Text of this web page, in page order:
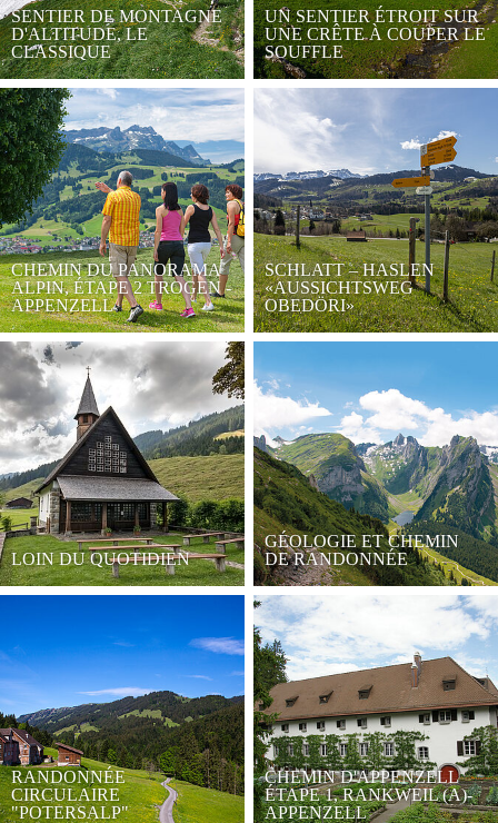
SENTIER DE MONTAGNE
D'ALTITUDE, LE
CLASSIQUE
UN SENTIER ÉTROIT SUR
UNE CRÊTE À COUPER LE
SOUFFLE
CHEMIN DU PANORAMA
ALPIN, ÉTAPE 2 TROGEN -
APPENZELL
SCHLATT – HASLEN
«AUSSICHTSWEG
OBEDÖRI»
LOIN DU QUOTIDIEN
GÉOLOGIE ET CHEMIN
DE RANDONNÉE
RANDONNÉE
CIRCULAIRE
"POTERSALP"
CHEMIN D'APPENZELL
ÉTAPE 1, RANKWEIL (A)-
APPENZELL